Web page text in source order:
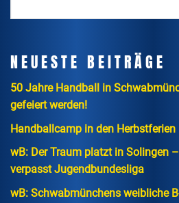
NEUESTE BEITRÄGE
50 Jahre Handball in
gefeiert werden!
Handballcamp in den Herbstferien
wB: Der Traum platzt in Solingen
verpasst Jugendbundesliga
wB: Schwabmünchens weibliche